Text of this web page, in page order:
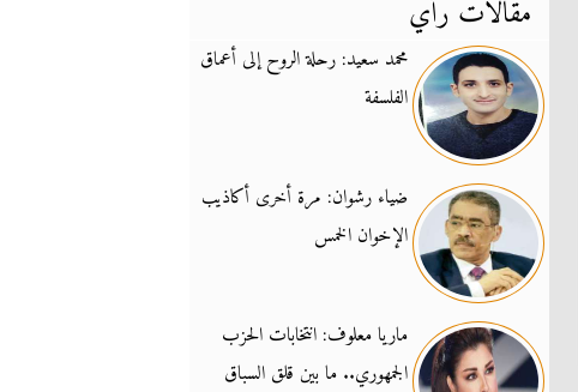
مقالات رأي
محمد سعيد: رحلة الروح إلى أعماق
الفلسفة
ضياء رشوان: مرة أخرى أكاذيب
الإخوان الخمس
ماريا معلوف: انتخابات الحزب
الجمهوري.. ما بين قلق السباق